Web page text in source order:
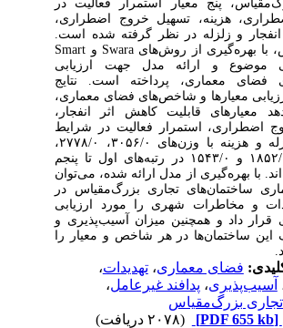
پنج معیار استمرار فعالیت در
هزینه، تسهیل خروج اضطراری،
و زلزله در نظر گرفته شده است.
این پژوهش، با بهره‌گیری از روش‌های Swara و Smart
و ارائه مدل جهت ارزیابی
فضای معماری، پرداخته است. نتایج
معیارها و شاخص‌های فضای معماری،
معیارهای قابلیت کاهش اثر انفجار،
اضطراری، استمرار فعالیت در شرایط
بحران، زلزله و هزینه با وزن‌های ۳۰۵۶/۰، ۲۷۷۸/۰،
۲۳۱۵/۰، ۱۸۵۲/۰ و ۱۵۴۳/۰ در رتبه‌های اول تا پنجم
با بهره‌گیری از مدل ارائه شده، می‌توان
ساختمان‌های تجاری بزرگ‌مقیاس در
و مخاطرات شهری را مورد ارزیابی
داد و همچنین میزان آسیب‌پذیری و
ساختمان‌ها در هر شاخص و معیار را
فضای معماری،تهدیدات،
،پدافند غیرعامل،
بزرگ‌مقیاس